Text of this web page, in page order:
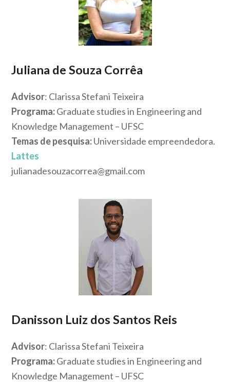
Juliana de Souza Corrêa
Advisor: Clarissa Stefani Teixeira
Programa:Graduate studies in Engineering and
Knowledge Management – UFSC
Temas de pesquisa:Universidade empreendedora.
Lattes
julianadesouzacorrea@gmail.com
Danisson Luiz dos Santos Reis
Advisor: Clarissa Stefani Teixeira
Programa:Graduate studies in Engineering and
Knowledge Management – UFSC